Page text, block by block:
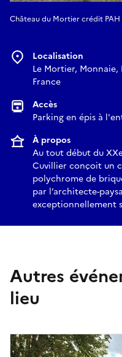
Château du Mortier crédit PAH
Localisation
Le Mortier,
France
Accès
Parking en épis à
À propos
Au tout début du
Cuvillier conçoit un
polychrome de
par l’architecte-
exceptionnellement
Autres
lieu